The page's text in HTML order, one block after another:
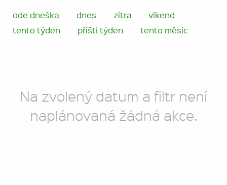
ode dneška dnes zítra
víkend
tento týden
příští týden tento měsíc
Na zvolený datum a filtr není
naplánovaná žádná akce.